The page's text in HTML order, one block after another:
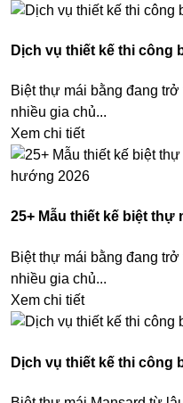
Dịch vụ thiết kế thi công
Biệt thự mái bằng đang
nhiều gia chủ...
Xem chi tiết
25+ Mẫu thiết kế biệt thự
Biệt thự mái bằng đang
nhiều gia chủ...
Xem chi tiết
Dịch vụ thiết kế thi công